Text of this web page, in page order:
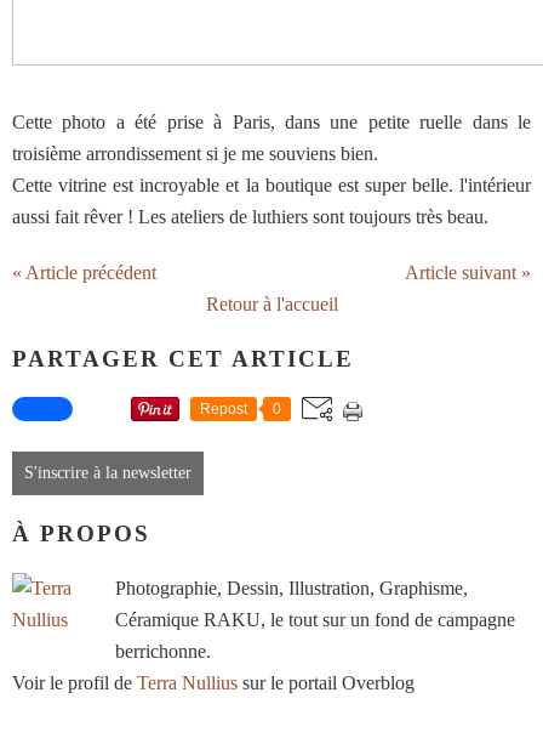
Cette photo a été prise à Paris, dans une petite ruelle dans le
troisième arrondissement si je me souviens bien.
Cette vitrine est incroyable et la boutique est super belle. l'intérieur
aussi fait rêver ! Les ateliers de luthiers sont toujours très beau.
« Article précédent
Article suivant »
Retour à l'accueil
PARTAGER CET ARTICLE
Repost 0
S'inscrire à la newsletter
À PROPOS
Photographie, Dessin, Illustration, Graphisme,
Céramique RAKU, le tout sur un fond de campagne
berrichonne.
Voir le profil de Terra Nullius sur le portail Overblog